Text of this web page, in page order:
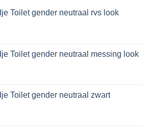
Toilet gender neutraal rvs look
Toilet gender neutraal messing look
Toilet gender neutraal zwart